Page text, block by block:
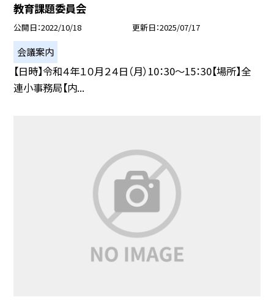
教育課題委員会
公開日 2022/10/18 更新日 2025/07/17
会議案内
【日時】令和４年１０月２４日（月）10：30〜15：30【場所】全
連小事務局【内...